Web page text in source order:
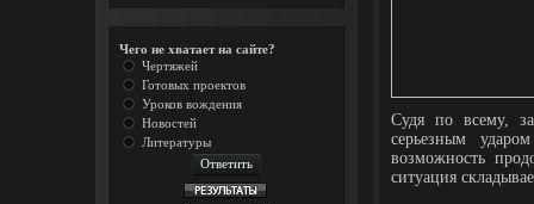
Чего не хватает на сайте?
Чертяжей
Готовых проектов
Уроков вождения
Новостей
Литературы
Судя по всему,
серьезным
возможность
ситуация